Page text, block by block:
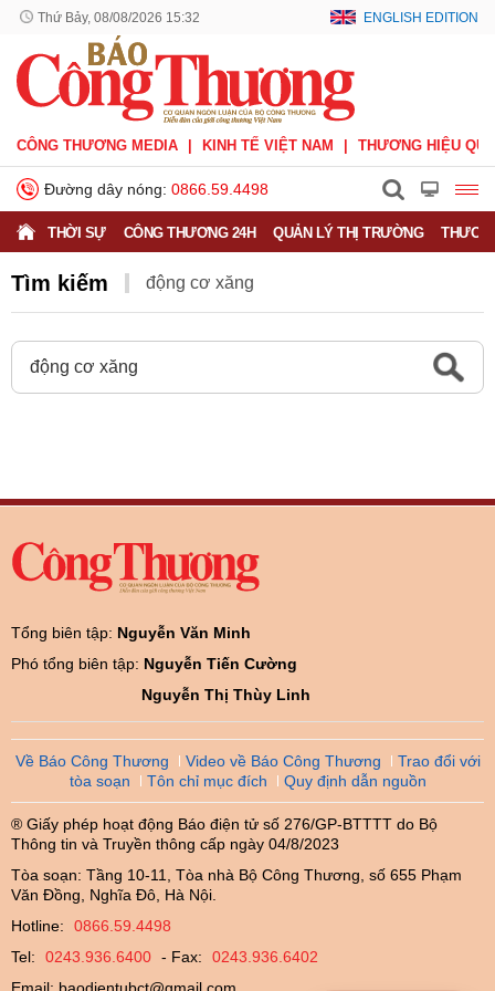
Thứ Bảy, 08/08/2026 15:32 ENGLISH EDITION
CÔNG THƯƠNG MEDIA KINH TẾ VIỆT NAM THƯƠNG HIỆU
Đường dây nóng: 0866.59.4498
THỜI SỰ CÔNG THƯƠNG 24H QUẢN LÝ THỊ TRƯỜNG
Tìm kiếm động cơ xăng
Tổng biên tập: Nguyễn Văn Minh
Phó tổng biên tập: Nguyễn Tiến Cường
Nguyễn Thị Thùy Linh
Về Báo Công Thương Video về Báo Công Thương
Trao đổi với
tòa soạn
Tôn chỉ mục đích Quy định dẫn nguồn
® Giấy phép hoạt động Báo điện tử số 276/GP-BTTTT do Bộ
Thông tin và Truyền thông cấp ngày 04/8/2023
Tòa soạn: Tầng 10-11, Tòa nhà Bộ Công Thương, số 655 Phạm
Văn Đồng, Nghĩa Đô, Hà Nội.
Hotline:
0866.59.4498
Tel:
0243.936.6400 - Fax:
0243.936.6402